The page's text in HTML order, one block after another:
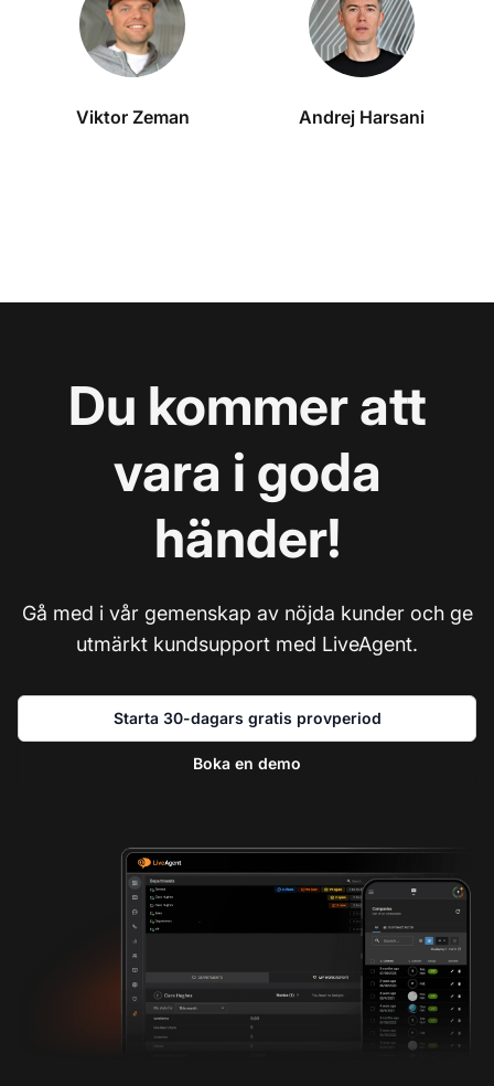
Viktor Zeman Andrej Harsani
Du kommer att
vara i goda
händer!
Gå med i vår gemenskap av nöjda kunder och ge
utmärkt kundsupport med LiveAgent.
Starta 30-dagars gratis provperiod
Boka en demo